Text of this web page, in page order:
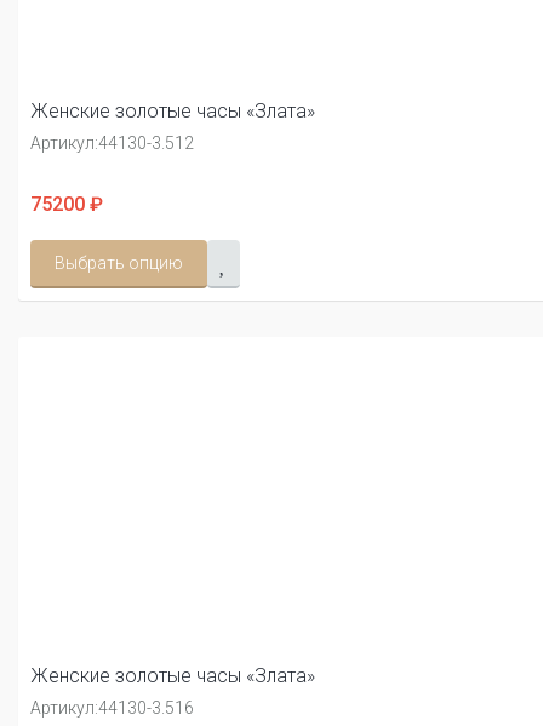
Женские золотые часы «Злата»
Артикул:44130-3.512
75200 ₽
Выбрать опцию
Женские золотые часы «Злата»
Артикул:44130-3.516